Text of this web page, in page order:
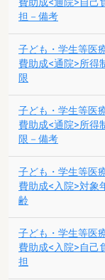
費助成<通院>自己
担－備考
子ども・学生等医
費助成<通院>所得
限
子ども・学生等医
費助成<通院>所得
限－備考
子ども・学生等医
費助成<入院>対象
齢
子ども・学生等医
費助成<入院>自己
担